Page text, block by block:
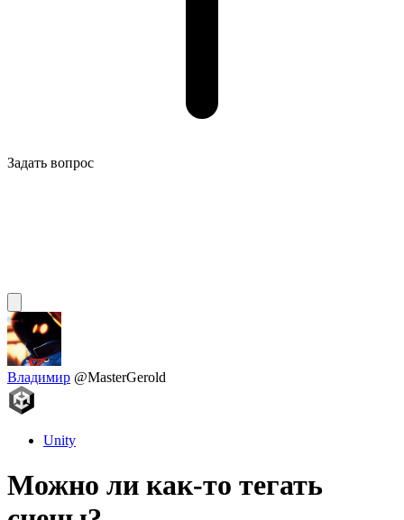
Задать вопрос
Владимир @MasterGerold
Unity
Можно ли как-то тегать